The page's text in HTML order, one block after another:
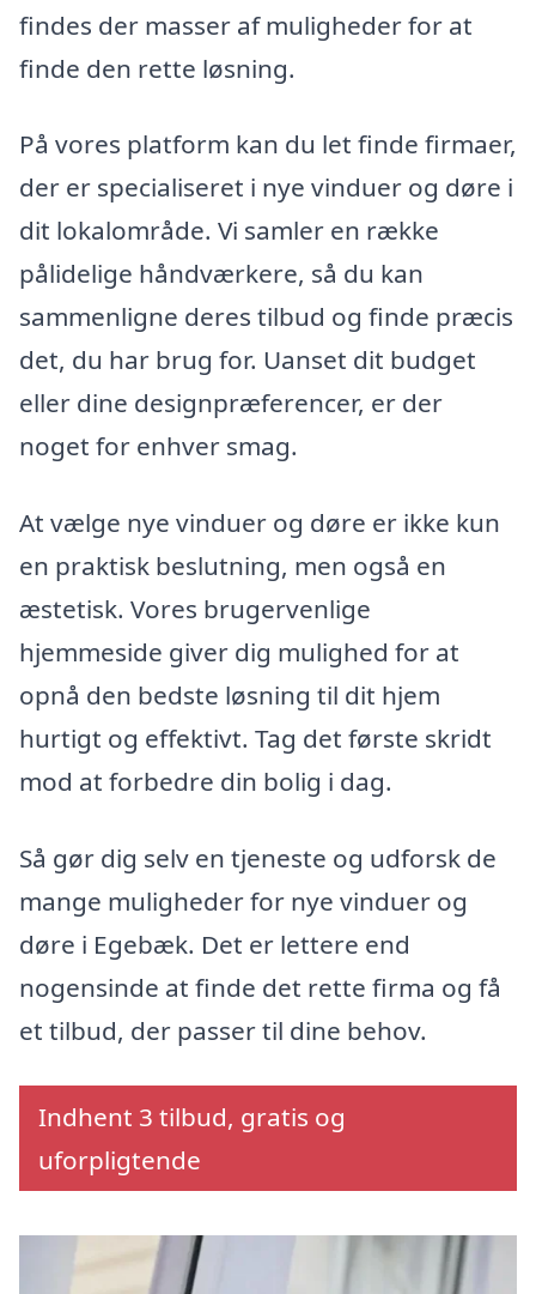
findes der masser af muligheder for at
finde den rette løsning.
På vores platform kan du let finde firmaer,
der er specialiseret i nye vinduer og døre i
dit lokalområde. Vi samler en række
pålidelige håndværkere, så du kan
sammenligne deres tilbud og finde præcis
det, du har brug for. Uanset dit budget
eller dine designpræferencer, er der
noget for enhver smag.
At vælge nye vinduer og døre er ikke kun
en praktisk beslutning, men også en
æstetisk. Vores brugervenlige
hjemmeside giver dig mulighed for at
opnå den bedste løsning til dit hjem
hurtigt og effektivt. Tag det første skridt
mod at forbedre din bolig i dag.
Så gør dig selv en tjeneste og udforsk de
mange muligheder for nye vinduer og
døre i Egebæk. Det er lettere end
nogensinde at finde det rette firma og få
et tilbud, der passer til dine behov.
Indhent 3 tilbud, gratis og
uforpligtende